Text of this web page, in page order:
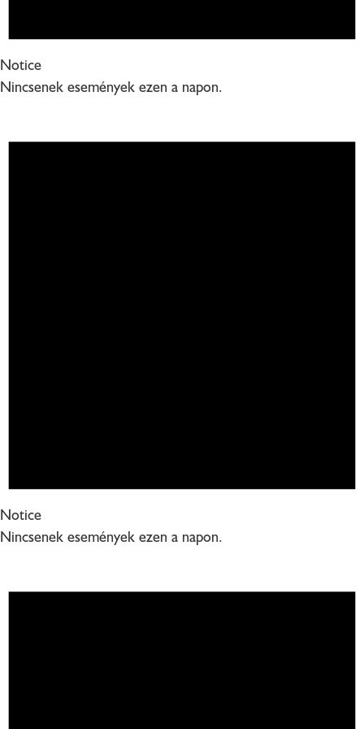
Notice
Nincsenek események ezen a napon.
Notice
Nincsenek események ezen a napon.